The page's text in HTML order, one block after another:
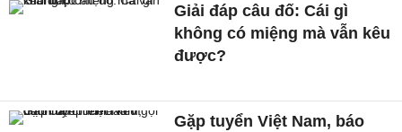
Giải đáp câu đố: Cái gì
không có miệng mà vẫn kêu
được?
Gặp tuyển Việt Nam, báo